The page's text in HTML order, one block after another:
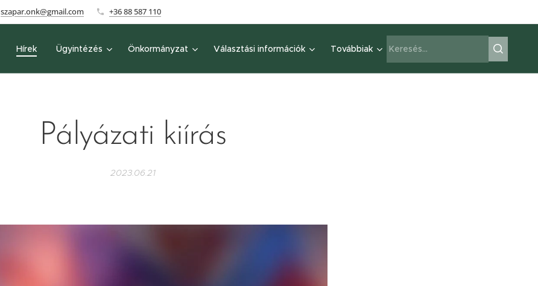
szapar.onk@gmail.com +36 88 587 110
Hírek Ügyintézés Önkormányzat Választási információk Továbbiak
Pályázati kiírás
2023.06.21